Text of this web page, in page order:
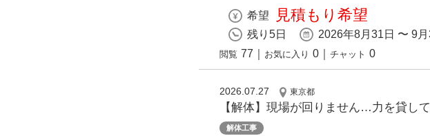
希望 見積もり希望
残り5日 2026年8月31日 〜 9月
閲覧 77 お気に入り 0 チャット 0
2026.07.27 東京都
【解体】現場が回りません…力を貸し
解体工事